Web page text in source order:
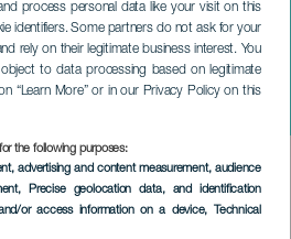
process personal data like your visit on this
identifiers. Some partners do not ask for your
rely on their legitimate business interest. You
to data processing based on legitimate
“Learn More” or in our Privacy Policy on this
the following purposes:
advertising and content measurement, audience
, Precise geolocation data, and identification
or access information on a device, Technical
koncerten